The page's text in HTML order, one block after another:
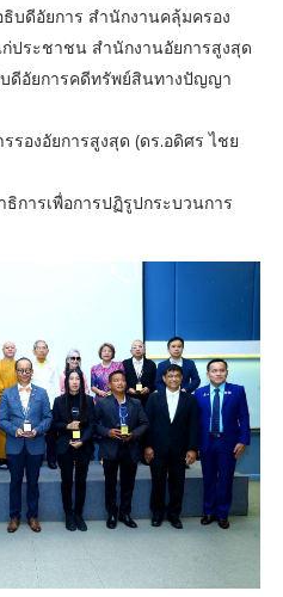
บดีอัยการ สำนักงานคลุ้มครอง
ประชาชน สำนักงานอัยการสูงสุด
ดีอัยการคดีทรัพย์สินทางปัญญา
รองอัยการสูงสุด (ดร.อดิศร ไชย
การเพื่อการปฏิรูปกระบวนการ